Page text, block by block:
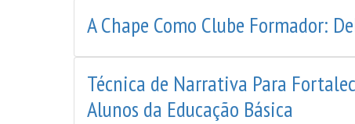
A Chape Como Clube Formador:
Técnica de Narrativa Para
Alunos da Educação Básica